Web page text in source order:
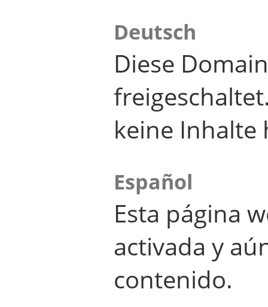
Deutsch
Diese
keine Inhalte
Español
Esta página
activada y
contenido.